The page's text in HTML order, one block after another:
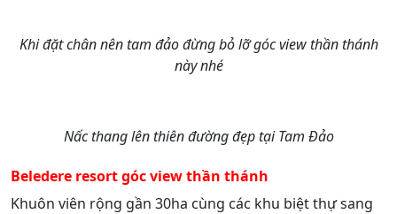
Khi đặt chân nên tam đảo đừng bỏ lỡ góc view thần thánh
này nhé
Nấc thang lên thiên đường đẹp tại Tam Đảo
Beledere resort góc view thần thánh
Khuôn viên rộng gần 30ha cùng các khu biệt thự sang